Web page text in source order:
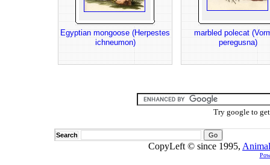
Egyptian mongoose (Herpestes
ichneumon)
marbled polecat
peregusna)
Try google to
Search
CopyLeft © since 1995,